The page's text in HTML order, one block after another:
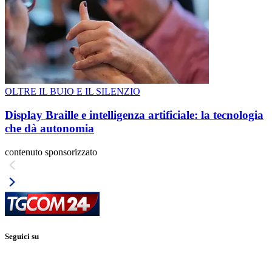
OLTRE IL BUIO E IL SILENZIO
Display Braille e intelligenza artificiale: la tecnologia
che dà autonomia
contenuto sponsorizzato
Seguici su